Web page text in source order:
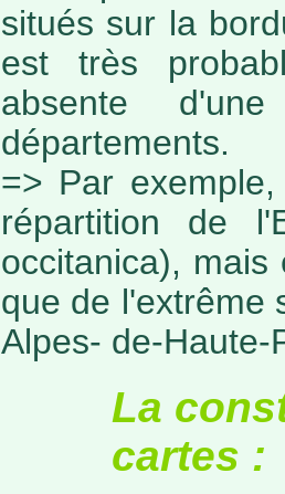
situés sur la
est très
absente
départements.
=> Par
répartition de
occitanica),
que de l'extrême
Alpes- de-Haute-
La
cartes :